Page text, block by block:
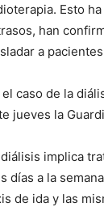
Esto
han
a
el caso de la
jueves la
diálisis implica
días a la
de ida y las